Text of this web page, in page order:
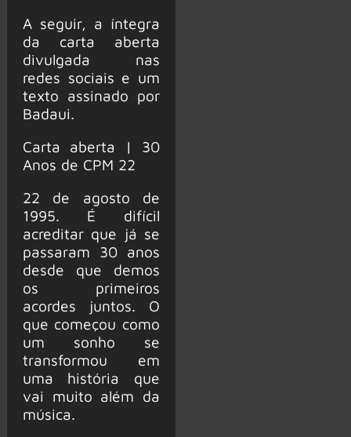
A seguir, a íntegra
da carta aberta
divulgada nas
redes sociais e um
texto assinado por
Badaui.
Carta aberta | 30
Anos de CPM 22
22 de agosto de
1995. É difícil
acreditar que já se
passaram 30 anos
desde que demos
os primeiros
acordes juntos. O
que começou como
um sonho se
transformou em
uma história que
vai muito além da
música.